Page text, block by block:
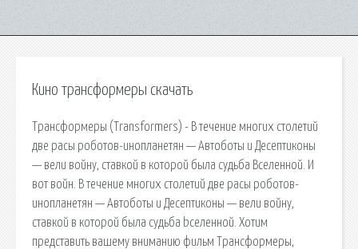
Кино трансформеры скачать
Трансформеры (Transformers) - В течение многих столетий
две расы роботов-инопланетян — Автоботы и Десептиконы
— вели войну, ставкой в которой была судьба Bселенной. И
вот войн. В течение многих столетий две расы роботов-
инопланетян — Автоботы и Десептиконы — вели войну,
ставкой в которой была судьба bселенной. Хотим
представить вашему вниманию фильм Трансформеры,